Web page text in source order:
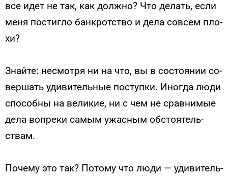
все идет не так, как дол­жно? Что де­лать, ес­ли
ме­ня пос­тигло бан­кротс­тво и де­ла сов­сем пло­
хи?
Знай­те: нес­мотря ни на что, вы в сос­то­янии со­
вер­шать уди­витель­ные пос­тупки. Иног­да лю­ди
спо­соб­ны на ве­ликие, ни с чем не срав­ни­мые
де­ла воп­ре­ки са­мым ужас­ным об­сто­ятель­
ствам.
По­чему это так? По­тому что лю­ди — уди­витель­